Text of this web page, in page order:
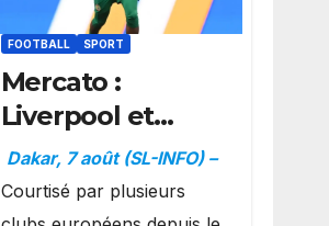
FOOTBALL SPORT
Mercato :
Liverpool et
Dortmund se
positionnent en
favoris pour
Dakar, 7 août (SL-INFO) –
Courtisé par plusieurs